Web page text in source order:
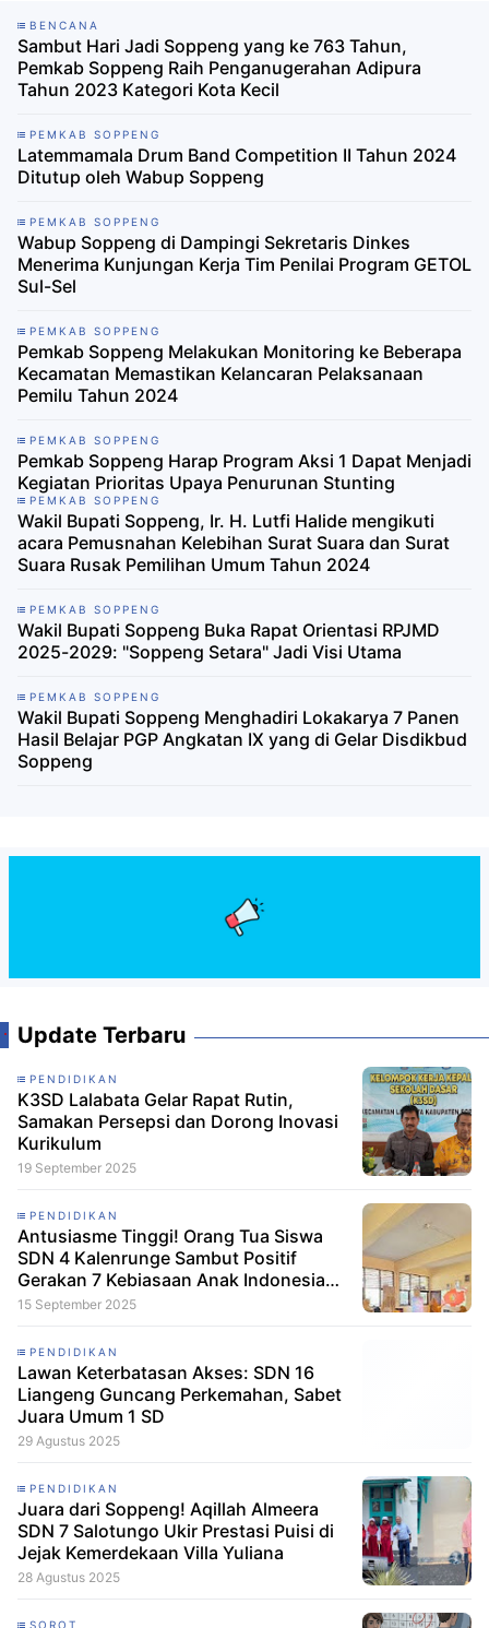
BENCANA
Sambut Hari Jadi Soppeng yang ke 763 Tahun,
Pemkab Soppeng Raih Penganugerahan Adipura
Tahun 2023 Kategori Kota Kecil
PEMKAB SOPPENG
Latemmamala Drum Band Competition II Tahun 2024
Ditutup oleh Wabup Soppeng
PEMKAB SOPPENG
Wabup Soppeng di Dampingi Sekretaris Dinkes
Menerima Kunjungan Kerja Tim Penilai Program GETOL
Sul-Sel
PEMKAB SOPPENG
Pemkab Soppeng Melakukan Monitoring ke Beberapa
Kecamatan Memastikan Kelancaran Pelaksanaan
Pemilu Tahun 2024
PEMKAB SOPPENG
Pemkab Soppeng Harap Program Aksi 1 Dapat Menjadi
Kegiatan Prioritas Upaya Penurunan Stunting
PEMKAB SOPPENG
Wakil Bupati Soppeng, Ir. H. Lutfi Halide mengikuti
acara Pemusnahan Kelebihan Surat Suara dan Surat
Suara Rusak Pemilihan Umum Tahun 2024
PEMKAB SOPPENG
Wakil Bupati Soppeng Buka Rapat Orientasi RPJMD
2025-2029: "Soppeng Setara" Jadi Visi Utama
PEMKAB SOPPENG
Wakil Bupati Soppeng Menghadiri Lokakarya 7 Panen
Hasil Belajar PGP Angkatan IX yang di Gelar Disdikbud
Soppeng
Update Terbaru
PENDIDIKAN
K3SD Lalabata Gelar Rapat Rutin,
Samakan Persepsi dan Dorong Inovasi
Kurikulum
19 September 2025
PENDIDIKAN
Antusiasme Tinggi! Orang Tua Siswa
SDN 4 Kalenrunge Sambut Positif
Gerakan 7 Kebiasaan Anak Indonesia
Hebat
15 September 2025
PENDIDIKAN
Lawan Keterbatasan Akses: SDN 16
Liangeng Guncang Perkemahan, Sabet
Juara Umum 1 SD
29 Agustus 2025
PENDIDIKAN
Juara dari Soppeng! Aqillah Almeera
SDN 7 Salotungo Ukir Prestasi Puisi di
Jejak Kemerdekaan Villa Yuliana
28 Agustus 2025
SOROT